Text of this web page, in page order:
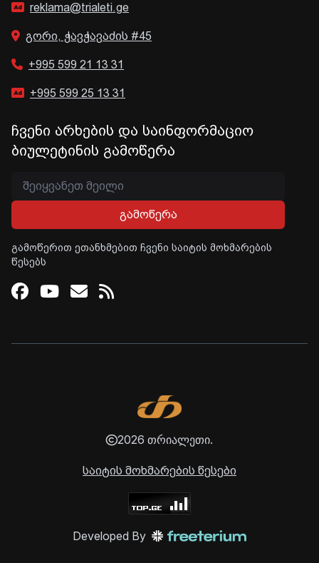
reklama@trialeti.ge
გორი, ჭავჭავაძის #45
+995 599 21 13 31
+995 599 25 13 31
ჩვენი არხების და საინფორმაციო
ბიულეტინის გამოწერა
გამოწერა
გამოწერით ეთანხმებით ჩვენი საიტის მოხმარების
წესებს
Facebook
Youtube
Email
RSS
2026 თრიალეთი.
საიტის მოხმარების წესები
Developed By